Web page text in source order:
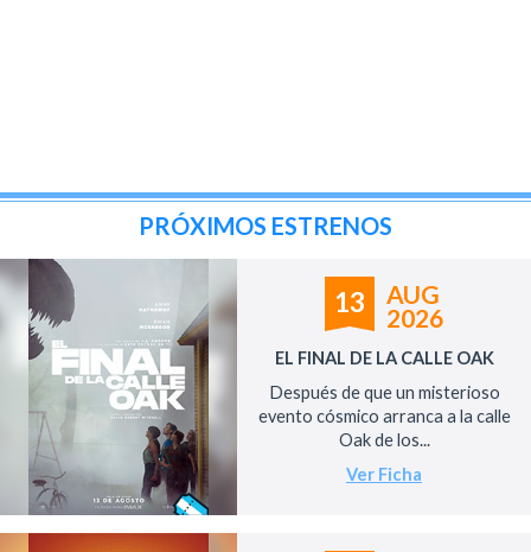
PRÓXIMOS ESTRENOS
13
AUG
2026
EL FINAL DE LA CALLE OAK
Después de que un misterioso
evento cósmico arranca a la calle
Oak de los...
Ver Ficha